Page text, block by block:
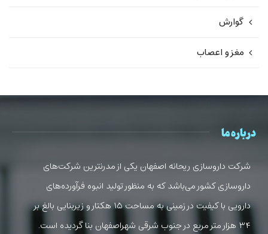
گوارش
مغز و اعصاب
درباره ما
شرکت داروسازی ریحانه اصفهان یکی از مدرنترین شرکت‌های
داروسازی کشور می‌باشد که به منظور تولید انبوه فرآورده‌های
دارویی با کیفیت در زمینی به مساحت ۱۵ هکتار و زیربنایی بالغ بر
۳۴ هزار متر مربع در جنوب شرقی شهراصفهان بنا گردیده است.